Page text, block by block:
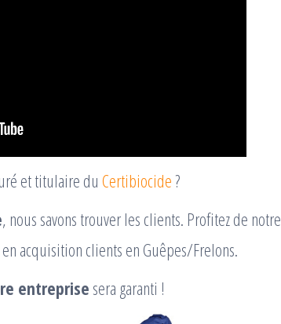
et titulaire duCertibiocide ?
, nous savons trouver les clients. Profitez de notre
acquisition clients en Guêpes/Frelons.
entreprise sera garanti !